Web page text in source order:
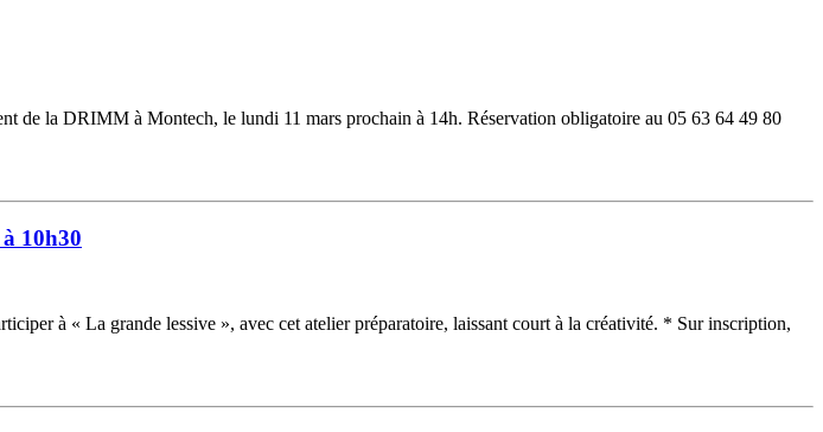
de la DRIMM à Montech, le lundi 11 mars prochain à 14h. Réservation obligatoire au 05 63 64 49 80
10h30
à « La grande lessive », avec cet atelier préparatoire, laissant court à la créativité. * Sur inscription,